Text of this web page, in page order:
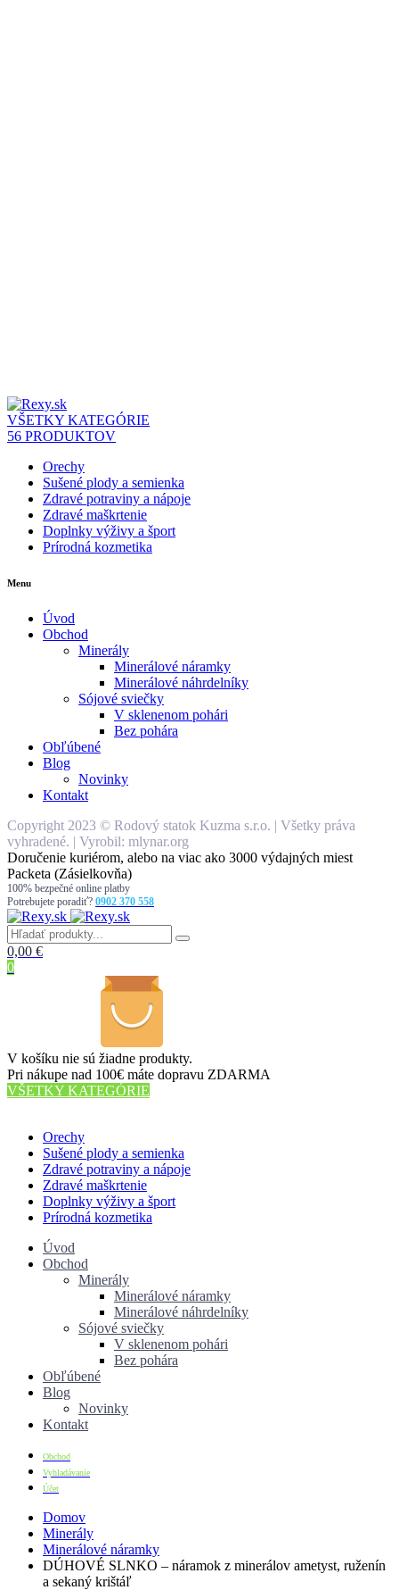
VŠETKY KATEGÓRIE
56 PRODUKTOV
Orechy
Sušené plody a semienka
Zdravé potraviny a nápoje
Zdravé maškrtenie
Doplnky výživy a šport
Prírodná kozmetika
Menu
Úvod
Obchod
Minerály
Minerálové náramky
Minerálové náhrdelníky
Sójové sviečky
V sklenenom pohári
Bez pohára
Obľúbené
Blog
Novinky
Kontakt
Copyright 2023 © Rodový statok Kuzma s.r.o. | Všetky práva
vyhradené. | Vyrobil: mlynar.org
Doručenie kuriérom, alebo na viac ako 3000 výdajných miest
Packeta (Zásielkovňa)
100% bezpečné online platby
Potrebujete poradiť? 0902 370 558
0,00 €
0
V košíku nie sú žiadne produkty.
Pri nákupe nad 100€ máte dopravu ZDARMA
VŠETKY KATEGÓRIE
Orechy
Sušené plody a semienka
Zdravé potraviny a nápoje
Zdravé maškrtenie
Doplnky výživy a šport
Prírodná kozmetika
Úvod
Obchod
Minerály
Minerálové náramky
Minerálové náhrdelníky
Sójové sviečky
V sklenenom pohári
Bez pohára
Obľúbené
Blog
Novinky
Kontakt
Obchod
Vyhladávanie
Účet
Domov
Minerály
Minerálové náramky
DÚHOVÉ SLNKO – náramok z minerálov ametyst, ruženín
a sekaný krištáľ